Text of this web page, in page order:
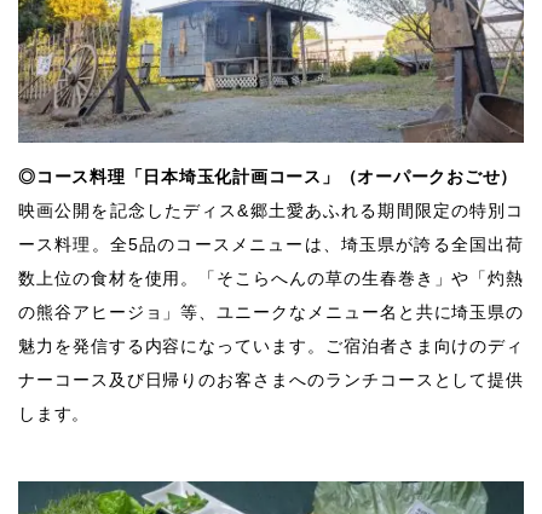
◎コース料理「日本埼玉化計画コース」（オーパークおごせ）
映画公開を記念したディス&郷土愛あふれる期間限定の特別コ
ース料理。全5品のコースメニューは、埼玉県が誇る全国出荷
数上位の食材を使用。「そこらへんの草の生春巻き」や「灼熱
の熊谷アヒージョ」等、ユニークなメニュー名と共に埼玉県の
魅力を発信する内容になっています。ご宿泊者さま向けのディ
ナーコース及び日帰りのお客さまへのランチコースとして提供
します。